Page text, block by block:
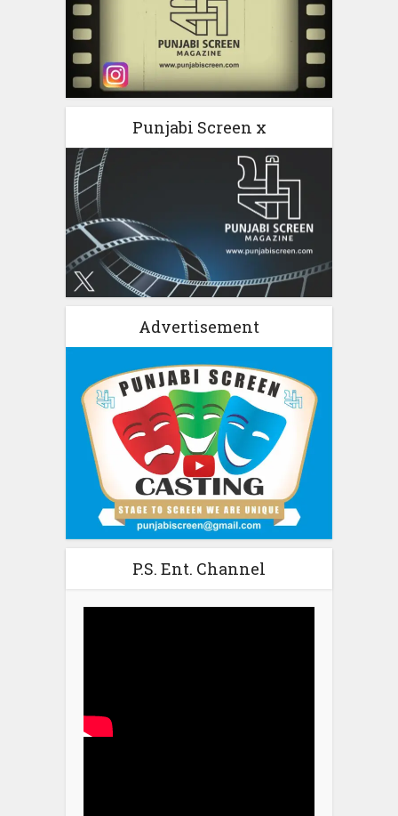
Punjabi Screen x
Advertisement
P.S. Ent. Channel